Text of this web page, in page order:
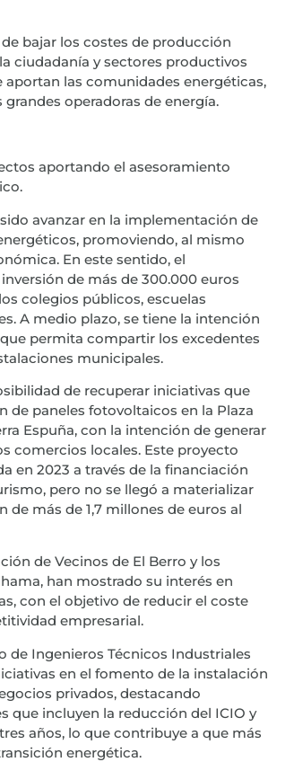
bajar los costes de producción
ciudadanía y sectores productivos
aportan las comunidades energéticas,
operadoras de energía.
aportando el asesoramiento
avanzar en la implementación de
promoviendo, al mismo
En este sentido, el
de más de 300.000 euros
colegios públicos, escuelas
A medio plazo, se tiene la intención
permita compartir los excedentes
municipales.
de recuperar iniciativas que
de paneles fotovoltaicos en la Plaza
Espuña, con la intención de generar
comercios locales. Este proyecto
en 2023 a través de la financiación
pero no se llegó a materializar
más de 1,7 millones de euros al
de Vecinos de El Berro y los
han mostrado su interés en
con el objetivo de reducir el coste
empresarial.
de Ingenieros Técnicos Industriales
en el fomento de la instalación
privados, destacando
que incluyen la reducción del ICIO y
años, lo que contribuye a que más
energética.